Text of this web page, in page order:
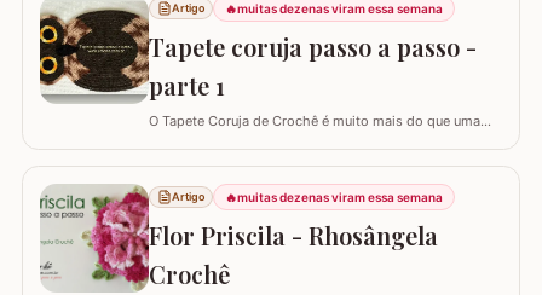
Artigo 🔥muitas dezenas viram essa semana
Tapete coruja passo a passo -
parte 1
O Tapete Coruja de Crochê é muito mais do que uma
sabedoria com a delicadeza do feito à mão. Embora a
coruja real consiga girar o pescoço em 270°, a nossa
versão em crochê é ainda mais versátil: podemos criá-
la em todas as cores e estilos,…
Artigo 🔥muitas dezenas viram essa semana
Flor Priscila - Rhosângela
Crochê